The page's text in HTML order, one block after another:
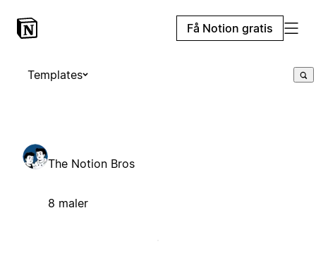
Få Notion gratis
Templates
The Notion Bros
8 maler